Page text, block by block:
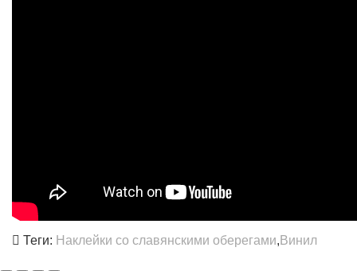
Теги: Наклейки со славянскими оберегами, Винил